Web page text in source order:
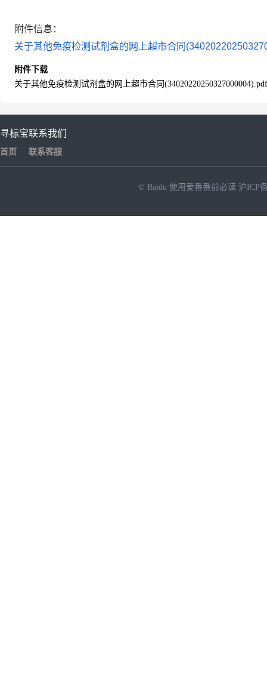
附件信息：
关于其他免疫检测试剂盒的网上超市合同
附件下载
关于其他免疫检测试剂盒的网上超市合同(34020220250327000004).pdf
寻标宝
首页
联系我们
联系客服
© Baidu 使用爱番番前必读 沪ICP